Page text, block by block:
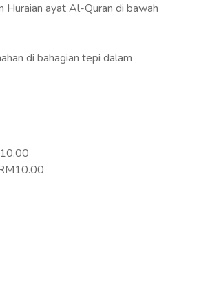
Huraian ayat Al-Quran di bawah
di bahagian tepi dalam